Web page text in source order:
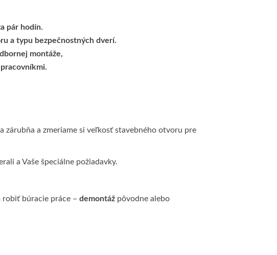
pár hodín.
a typu bezpečnostných dverí.
montáže,
zárubňa a zmeriame si veľkosť stavebného otvoru pre
a Vaše špeciálne požiadavky.
robiť búracie práce – demontáž pôvodne alebo